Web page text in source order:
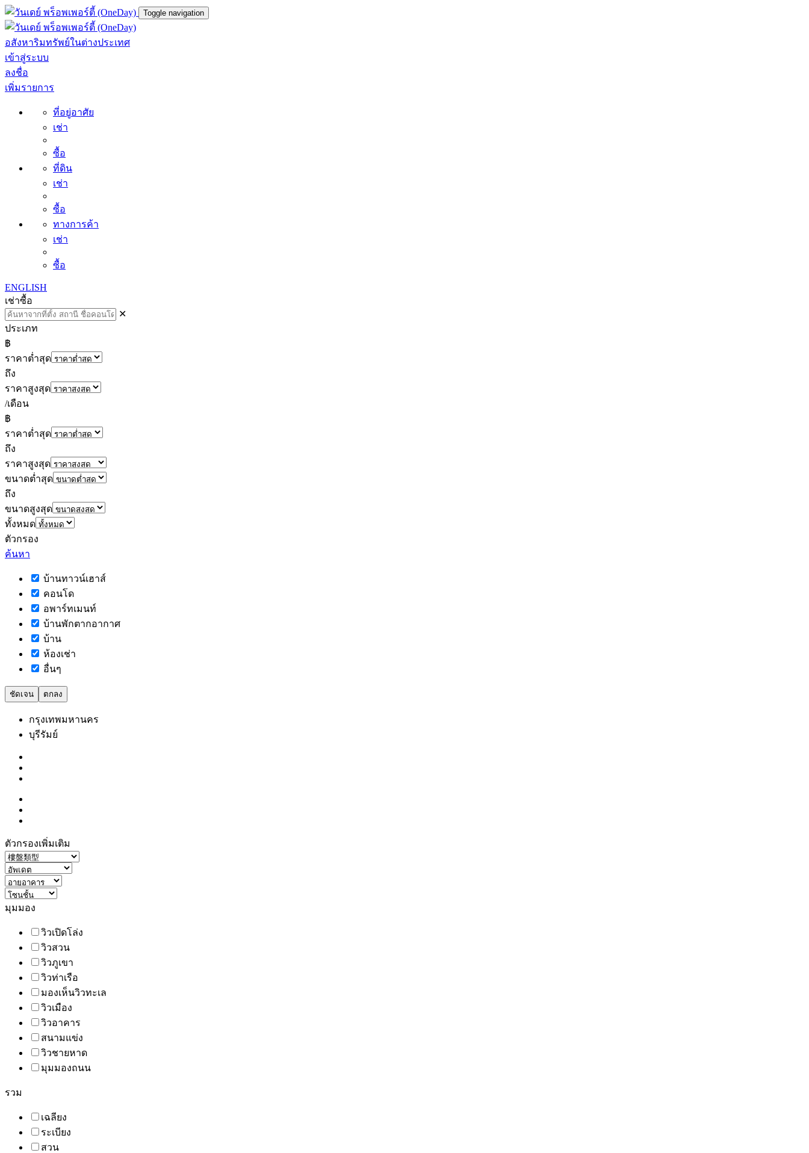
Toggle navigation
อสังหาริมทรัพย์ในต่างประเทศ
เข้าสู่ระบบ
ลงชื่อ
เพิ่มรายการ
ที่อยู่อาศัย
เช่า
ซื้อ
ที่ดิน
เช่า
ซื้อ
ทางการค้า
เช่า
ซื้อ
ENGLISH
เช่าซื้อ
✕
ประเภท
฿
ราคาต่ำสุด
ถึง
ราคาสูงสุด
/เดือน
฿
ราคาต่ำสุด
ถึง
ราคาสูงสุด
ขนาดต่ำสุด
ถึง
ขนาดสูงสุด
ทั้งหมด
ตัวกรอง
ค้นหา
บ้านทาวน์เฮาส์
คอนโด
อพาร์ทเมนท์
บ้านพักตากอากาศ
บ้าน
ห้องเช่า
อื่นๆ
ชัดเจน ตกลง
กรุงเทพมหานคร
บุรีรัมย์
ตัวกรองเพิ่มเติม
มุมมอง
วิวเปิดโล่ง
วิวสวน
วิวภูเขา
วิวท่าเรือ
มองเห็นวิวทะเล
วิวเมือง
วิวอาคาร
สนามแข่ง
วิวชายหาด
มุมมองถนน
รวม
เฉลียง
ระเบียง
สวน